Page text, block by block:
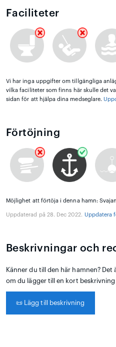
Faciliteter
Vi har inga uppgifter om tillgängliga
vilka faciliteter som finns här skulle det
sidan för att hjälpa dina medseglare.
Förtöjning
Möjlighet att förtöja i denna hamn:
Uppdaterad på 28. Dec 2022. Uppdatera
Beskrivningar och
Känner du till den här hamnen?
om du lägger till en kort beskrivning
📜 Lägg till beskrivning